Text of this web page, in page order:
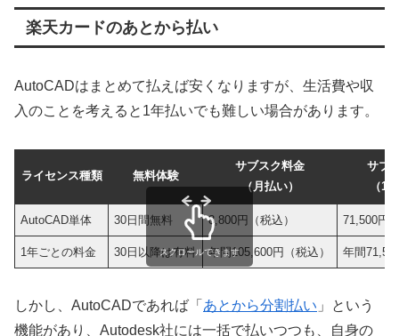
楽天カードのあとから払い
AutoCADはまとめて払えば安くなりますが、生活費や収
入のことを考えると1年払いでも難しい場合があります。
ライセンス種類 無料体験
サブスク料金
（月払い）
サブ
（1
AutoCAD単体 30日間無料 8,800円（税込） 71,500円
1年ごとの料金 30日以降は有料 年間105,600円（税込） 年間
スクロールできます
しかし、AutoCADであれば「 あとから分割払い 」という
機能があり、Autodesk社には一括で払いつつも、自身の